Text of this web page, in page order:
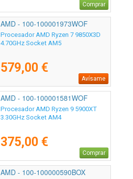
Comprar
AMD - 100-100001973WOF
Procesador AMD Ryzen 7 9850X3D
4.70GHz Socket AM5
579,00 €
Avísame
AMD - 100-100001581WOF
Procesador AMD Ryzen 9 5900XT
3.30GHz Socket AM4
375,00 €
Comprar
AMD - 100-100000590BOX